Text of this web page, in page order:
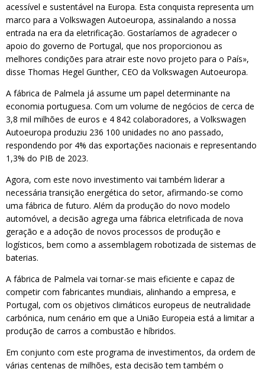
acessível e sustentável na Europa. Esta conquista representa um
marco para a Volkswagen Autoeuropa, assinalando a nossa
entrada na era da eletrificação. Gostaríamos de agradecer o
apoio do governo de Portugal, que nos proporcionou as
melhores condições para atrair este novo projeto para o País»,
disse Thomas Hegel Gunther, CEO da Volkswagen Autoeuropa.
A fábrica de Palmela já assume um papel determinante na
economia portuguesa. Com um volume de negócios de cerca de
3,8 mil milhões de euros e 4 842 colaboradores, a Volkswagen
Autoeuropa produziu 236 100 unidades no ano passado,
respondendo por 4% das exportações nacionais e representando
1,3% do PIB de 2023.
Agora, com este novo investimento vai também liderar a
necessária transição energética do setor, afirmando-se como
uma fábrica de futuro. Além da produção do novo modelo
automóvel, a decisão agrega uma fábrica eletrificada de nova
geração e a adoção de novos processos de produção e
logísticos, bem como a assemblagem robotizada de sistemas de
baterias.
A fábrica de Palmela vai tornar-se mais eficiente e capaz de
competir com fabricantes mundiais, alinhando a empresa, e
Portugal, com os objetivos climáticos europeus de neutralidade
carbónica, num cenário em que a União Europeia está a limitar a
produção de carros a combustão e híbridos.
Em conjunto com este programa de investimentos, da ordem de
várias centenas de milhões, esta decisão tem também o